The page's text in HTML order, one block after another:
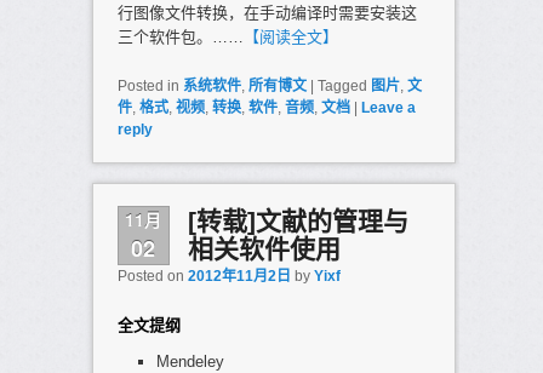
行图像文件转换，在手动编译时需要安装这
三个软件包。…… 【阅读全文】
Posted in 系统软件, 所有博文 Tagged 图片, 文
件, 格式, 视频, 转换, 软件, 音频, 文档
Leave a
reply
11月
02
[转载]文献的管理与
相关软件使用
Posted on 2012年11月2日 by Yixf
全文提纲
Mendeley